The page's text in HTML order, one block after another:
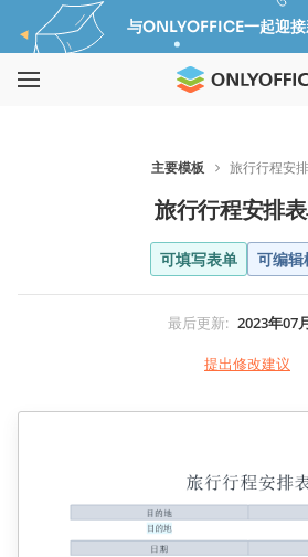
与ONLYOFFICE一起迎接
主要模板 旅行行程安
旅行行程安排
可填写表单 可编辑
最后更新: 2023年07
提出修改建议